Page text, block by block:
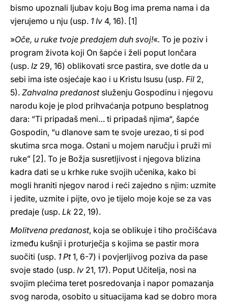
bismo upoznali ljubav koju Bog ima prema nama i da
vjerujemo u nju (usp. 1 Iv 4, 16). [1]
»Oče, u ruke tvoje predajem duh svoj!«. To je poziv i
program života koji On šapće i želi poput lončara
(usp. Iz 29, 16) oblikovati srce pastira, sve dotle da u
sebi ima iste osjećaje kao i u Kristu Isusu (usp. Fil 2,
5). Zahvalna predanostsluženju Gospodinu i njegovu
narodu koje je plod prihvaćanja potpuno besplatnog
dara: “Ti pripadaš meni… ti pripadaš njima“, šapće
Gospodin, “u dlanove sam te svoje urezao, ti si pod
skutima srca moga. Ostani u mojem naručju i pruži mi
ruke” [2]. To je Božja susretljivost i njegova blizina
kadra dati se u krhke ruke svojih učenika, kako bi
mogli hraniti njegov narod i reći zajedno s njim: uzmite
i jedite, uzmite i pijte, ovo je tijelo moje koje se za vas
predaje (usp. Lk 22, 19).
Molitvena predanost, koja se oblikuje i tiho pročišćava
između kušnji i proturječja s kojima se pastir mora
suočiti (usp. 1 Pt1, 6-7) i povjerljivog poziva da pase
svoje stado (usp. Iv 21, 17). Poput Učitelja, nosi na
svojim plećima teret posredovanja i napor pomazanja
svog naroda, osobito u situacijama kad se dobro mora